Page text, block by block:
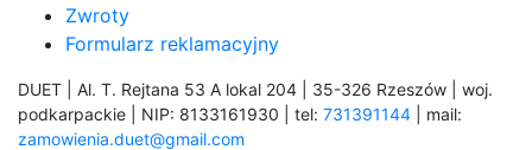
Zwroty
Formularz reklamacyjny
DUET | Al. T. Rejtana 53 A lokal 204 | 35-326 Rzeszów | woj.
podkarpackie | NIP: 8133161930 | tel: 731391144 | mail:
zamowienia.duet@gmail.com